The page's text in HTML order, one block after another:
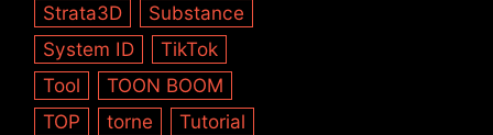
Strata3D
Substance
System ID
TikTok
Tool
TOON BOOM
TOP
torne
Tutorial